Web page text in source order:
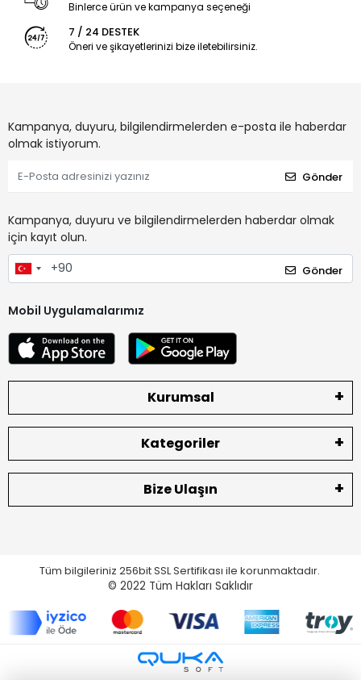
Binlerce ürün ve kampanya seçeneği
7 / 24 DESTEK
Öneri ve şikayetlerinizi bize iletebilirsiniz.
Kampanya, duyuru, bilgilendirmelerden e-posta ile haberdar
olmak istiyorum.
Gönder
Kampanya, duyuru ve bilgilendirmelerden haberdar olmak
için kayıt olun.
Gönder
Mobil Uygulamalarımız
Kurumsal
Kategoriler
Bize Ulaşın
Tüm bilgileriniz 256bit SSL Sertifikası ile korunmaktadır.
© 2022 Tüm Hakları Saklıdır